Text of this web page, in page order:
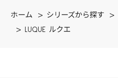
ホーム > シリーズから探す >
>
LUQUE ルクエ